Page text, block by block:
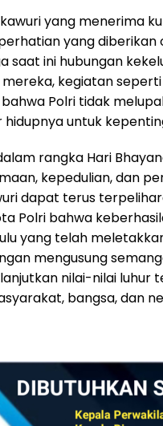
yang menerima
yang diberikan
saat ini hubungan
kegiatan
Polri tidak
untuk
rangka Hari
kepedulian, dan
dapat terus
Polri bahwa
yang telah
mengusung
nilai-nilai luhur
bangsa, dan